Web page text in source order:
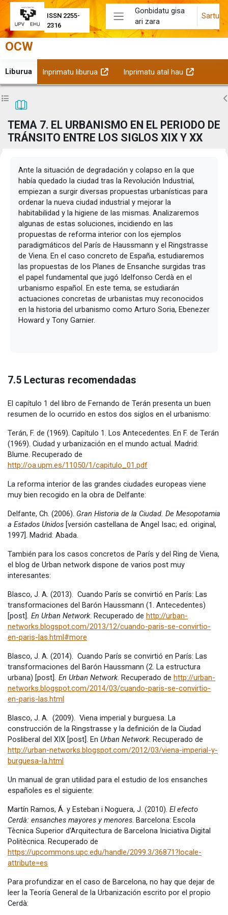
ISSN 2255-
2316
Alboko panela
Gonbidatu gisa
ari zara
Sartu
Joan eduki nagusira zuzenean
OCW
Liburua Inprimatu liburua
(Leiho berri batean irekitzen da)Inprimatu atal hau
(Leiho berri batean irekitzen da)
Zabaldu ikastaroaren aurkibidea
TEMA 7. EL URBANISMO EN EL PERIODO DE
TRÁNSITO ENTRE LOS SIGLOS XIX Y XX
Ante la situación de degradación y colapso en la que
había quedado la ciudad tras la Revolución Industrial,
empiezan a surgir diversas propuestas urbanísticas para
ordenar la nueva ciudad industrial y mejorar la
habitabilidad y la higiene de las mismas. Analizaremos
algunas de estas soluciones, incidiendo en las
propuestas de reforma interior con los ejemplos
paradigmáticos del París de Haussmann y el Ringstrasse
de Viena. En el caso concreto de España, estudiaremos
las propuestas de los Planes de Ensanche surgidas tras
el papel fundamental que jugó Idelfonso Cerdà en el
urbanismo español. En este tema, se estudiarán
actuaciones concretas de urbanistas muy reconocidos
en la historia del urbanismo como Arturo Soria, Ebenezer
Howard y Tony Garnier.
7.5 Lecturas recomendadas
El capítulo 1 del libro de Fernando de Terán presenta un buen
resumen de lo ocurrido en estos dos siglos en el urbanismo:
Terán, F. de (1969). Capítulo 1. Los Antecedentes. En F. de Terán
(1969). Ciudad y urbanización en el mundo actual. Madrid:
Blume. Recuperado de
http://oa.upm.es/11050/1/capitulo_01.pdf
La reforma interior de las grandes ciudades europeas viene
muy bien recogido en la obra de Delfante:
Delfante, Ch. (2006). Gran Historia de la Ciudad. De Mesopotamia
a Estados Unidos [versión castellana de Angel Isac; ed. original,
1997]. Madrid: Abada.
También para los casos concretos de París y del Ring de Viena,
el blog de Urban network dispone de varios post muy
interesantes:
Blasco, J. A. (2013). Cuando París se convirtió en París: Las
transformaciones del Barón Haussmann (1. Antecedentes)
[post]. En Urban Network. Recuperado de http://urban-
networks.blogspot.com/2013/12/cuando-paris-se-convirtio-
en-paris-las.html#more
Blasco, J. A. (2014). Cuando París se convirtió en París: Las
transformaciones del Barón Haussmann (2. La estructura
urbana) [post]. En Urban Network. Recuperado de http://urban-
networks.blogspot.com/2014/03/cuando-paris-se-convirtio-
en-paris-las.html
Blasco, J. A. (2009). Viena imperial y burguesa. La
construcción de la Ringstrasse y la definición de la Ciudad
Posliberal del XIX [post]. En Urban Network. Recuperado de
http://urban-networks.blogspot.com/2012/03/viena-imperial-y-
burguesa-la.html
Un manual de gran utilidad para el estudio de los ensanches
españoles es el siguiente:
Martín Ramos, Á. y Esteban i Noguera, J. (2010). El efecto
Cerdà: ensanches mayores y menores. Barcelona: Escola
Tècnica Superior d'Arquitectura de Barcelona Iniciativa Digital
Politècnica. Recuperado de
https://upcommons.upc.edu/handle/2099.3/36871?locale-
attribute=es
Para profundizar en el caso de Barcelona, no hay que dejar de
leer la Teoría General de la Urbanización escrito por el propio
Cerdà: